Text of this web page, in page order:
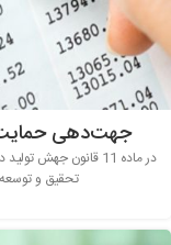
جهت‌دهی
در ماده 11 قانون
تحقیق و